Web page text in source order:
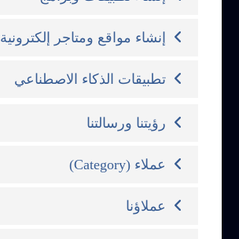
إنشاء مواقع ومتاجر إلكترونية
تطبيقات الذكاء الاصطناعي
رؤيتنا ورسالتنا
عملاء (Category)
عملاؤنا